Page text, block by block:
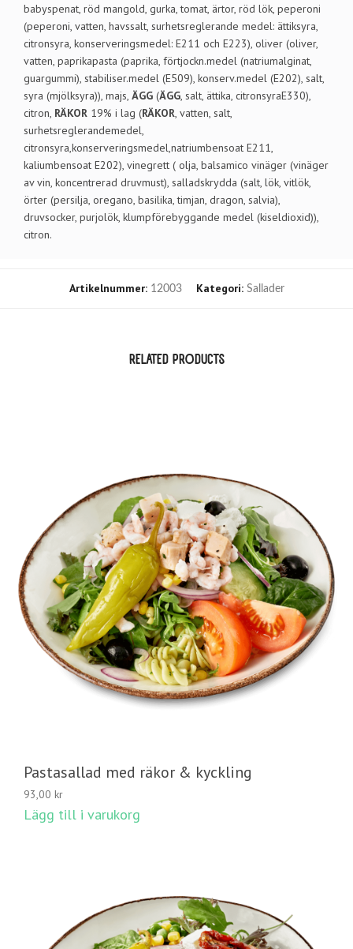
babyspenat, röd mangold, gurka, tomat, ärtor, röd lök, peperoni
(peperoni, vatten, havssalt, surhetsreglerande medel: ättiksyra,
citronsyra, konserveringsmedel: E211 och E223), oliver (oliver,
vatten, paprikapasta (paprika, förtjockn.medel (natriumalginat,
guargummi), stabiliser.medel (E509), konserv.medel (E202), salt,
syra (mjölksyra)), majs, ÄGG (ÄGG, salt, ättika, citronsyraE330),
citron, RÄKOR 19% i lag (RÄKOR, vatten, salt,
surhetsreglerandemedel,
citronsyra,konserveringsmedel,natriumbensoat E211,
kaliumbensoat E202), vinegrett ( olja, balsamico vinäger (vinäger
av vin, koncentrerad druvmust), salladskrydda (salt, lök, vitlök,
örter (persilja, oregano, basilika, timjan, dragon, salvia),
druvsocker, purjolök, klumpförebyggande medel (kiseldioxid)),
citron.
Artikelnummer: 12003 Kategori: Sallader
RELATED PRODUCTS
Pastasallad med räkor & kyckling
93,00 kr
Lägg till i varukorg